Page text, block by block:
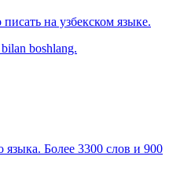
на узбекском языке.
boshlang.
языка. Более 3300 слов и 900